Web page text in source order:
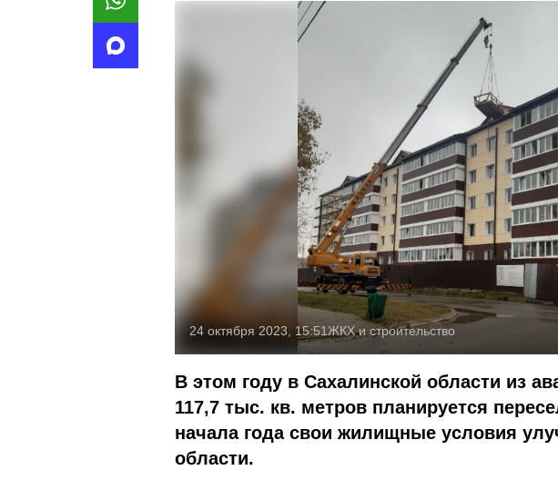
24 октября 2023, 15:51ЖКХ и строительство
В этом году в Сахалинской области из
117,7 тыс. кв. метров планируется
начала года свои жилищные условия
области.